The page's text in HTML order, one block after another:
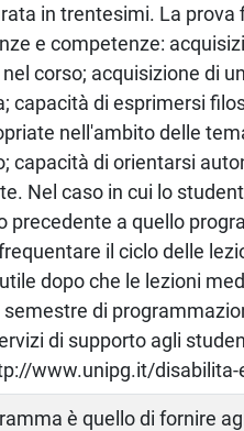
in trentesimi. La prova
e competenze:
corso; acquisizione di
capacità di esprimersi
nell'ambito delle
capacità di orientarsi
Nel caso in cui lo
precedente a quello
il ciclo delle
dopo che le lezioni
di
di supporto agli
www.unipg.it/disabilita-
è quello di fornire